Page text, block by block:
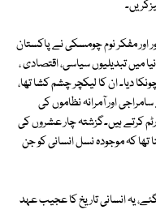
اور مفکر نوم چومسکی نے پاکستان
میں تبدیلیوں سیاسی، اقتصادی ،
دیا۔ ان کا لیکچر چشم کشا تھا،
اور آمرانہ نظاموں کی
کرتے ہیں۔گزشتہ چار عشروں کی
تھا کہ موجودہ نسل انسانی کو جن
یہ انسانی تاریخ کا عجیب عہد